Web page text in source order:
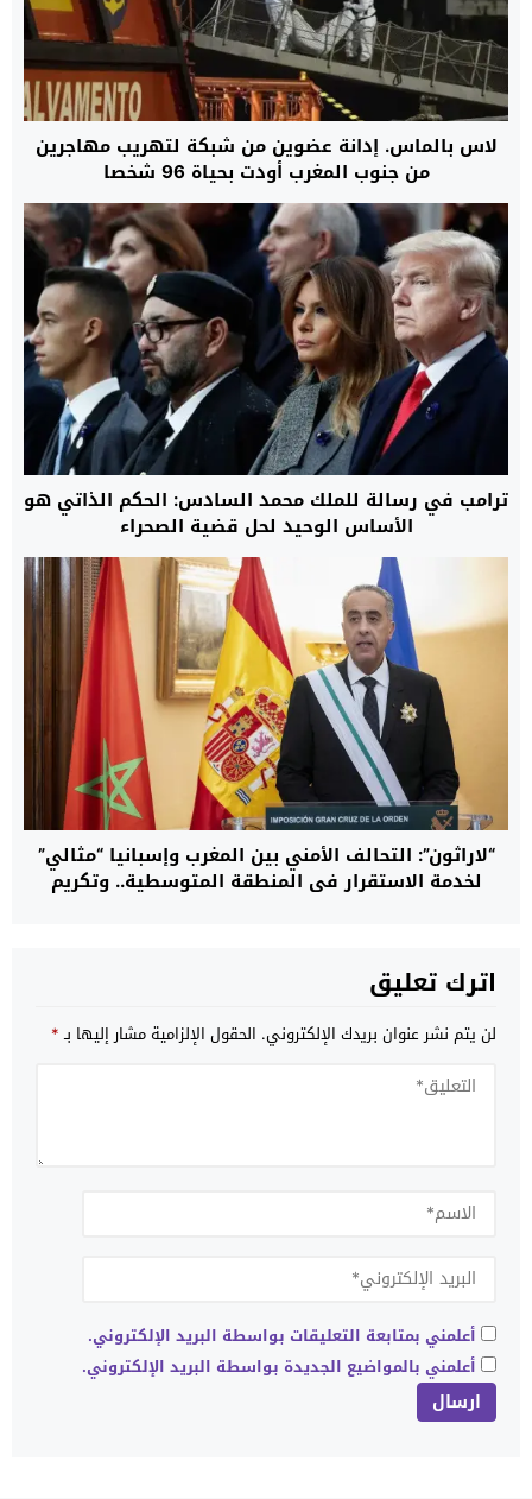
لاس بالماس. إدانة عضوين من شبكة لتهريب مهاجرين
من جنوب المغرب أودت بحياة 96 شخصا
ترامب في رسالة للملك محمد السادس: الحكم الذاتي هو
الأساس الوحيد لحل قضية الصحراء
“لاراثون”: التحالف الأمني بين المغرب وإسبانيا “مثالي”
لخدمة الاستقرار في المنطقة المتوسطية.. وتكريم
اترك تعليق
لن يتم نشر عنوان بريدك الإلكتروني. الحقول الإلزامية مشار إليها بـ*
أعلمني بمتابعة التعليقات بواسطة البريد الإلكتروني.
أعلمني بالمواضيع الجديدة بواسطة البريد الإلكتروني.